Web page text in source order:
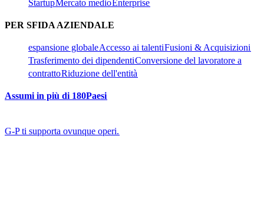
Startup​​Mercato medio​​ Enterprise​​
PER SFIDA AZIENDALE​​
espansione globale​​Accesso ai talenti​​Fusioni & Acquisizioni​​
Trasferimento dei dipendenti​​Conversione del lavoratore a
contratto​​Riduzione dell'entità​​
Assumi in più di 180Paesi​​
G-P ti supporta ovunque operi.​​